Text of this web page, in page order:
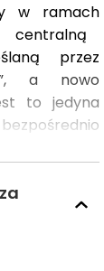
w ramach
centralną
przez
a nowo
to jedyna
etapu
oraz liczne
ogrody